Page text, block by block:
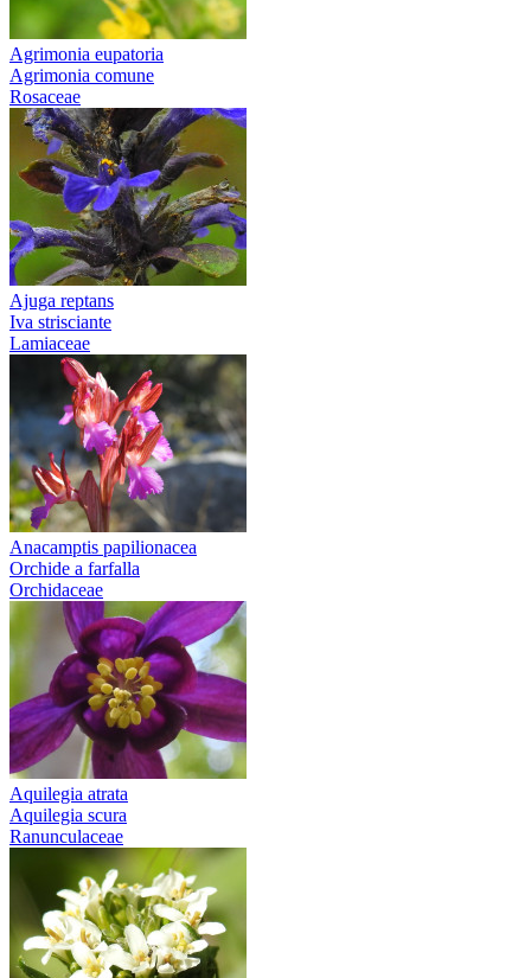
Agrimonia eupatoria
Agrimonia comune
Rosaceae
Ajuga reptans
Iva strisciante
Lamiaceae
Anacamptis papilionacea
Orchide a farfalla
Orchidaceae
Aquilegia atrata
Aquilegia scura
Ranunculaceae